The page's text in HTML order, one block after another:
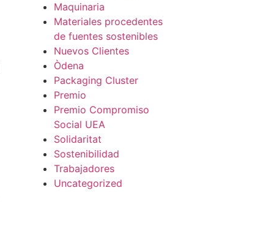
Maquinaria
Materiales procedentes
de fuentes sostenibles
Nuevos Clientes
Òdena
Packaging Cluster
Premio
Premio Compromiso
Social UEA
Solidaritat
Sostenibilidad
Trabajadores
Uncategorized